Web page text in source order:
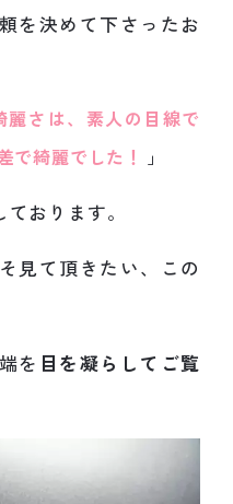
を決めて下さったお
さは、素人の目線で
で綺麗でした！
」
おります。
見て頂きたい、この
を 目を凝らしてご覧